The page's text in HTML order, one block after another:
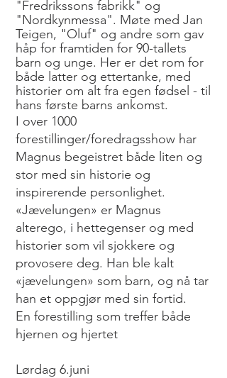
"Fredrikssons fabrikk" og
"Nordkynmessa". Møte med Jan
Teigen, "Oluf" og andre som gav
håp for framtiden for 90-tallets
barn og unge. Her er det rom for
både latter og ettertanke, med
historier om alt fra egen fødsel - til
hans første barns ankomst.
I over 1000
forestillinger/foredragsshow har
Magnus begeistret både liten og
stor med sin historie og
inspirerende personlighet.
«Jævelungen» er Magnus
alterego, i hettegenser og med
historier som vil sjokkere og
provosere deg. Han ble kalt
«jævelungen» som barn, og nå tar
han et oppgjør med sin fortid.
En forestilling som treffer både
hjernen og hjertet
Lørdag 6.juni